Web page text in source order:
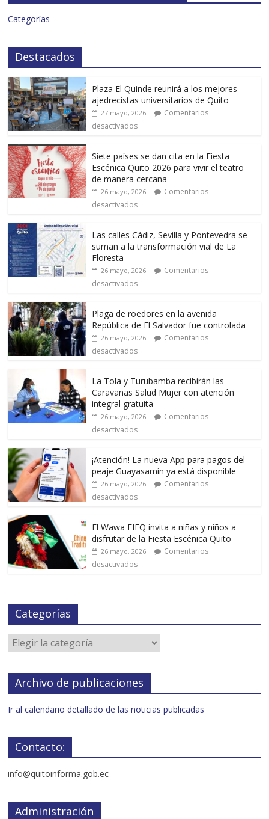
Categorías
Destacados
Plaza El Quinde reunirá a los mejores
ajedrecistas universitarios de Quito
27 mayo, 2026
Comentarios
desactivados
Siete países se dan cita en la Fiesta
Escénica Quito 2026 para vivir el teatro
de manera cercana
26 mayo, 2026
Comentarios
desactivados
Las calles Cádiz, Sevilla y Pontevedra se
suman a la transformación vial de La
Floresta
26 mayo, 2026
Comentarios
desactivados
Plaga de roedores en la avenida
República de El Salvador fue controlada
26 mayo, 2026
Comentarios
desactivados
La Tola y Turubamba recibirán las
Caravanas Salud Mujer con atención
integral gratuita
26 mayo, 2026
Comentarios
desactivados
¡Atención! La nueva App para pagos del
peaje Guayasamín ya está disponible
26 mayo, 2026
Comentarios
desactivados
El Wawa FIEQ invita a niñas y niños a
disfrutar de la Fiesta Escénica Quito
26 mayo, 2026
Comentarios
desactivados
Categorías
Archivo de publicaciones
Ir al calendario detallado de las noticias publicadas
Contacto:
info@quitoinforma.gob.ec
Administración